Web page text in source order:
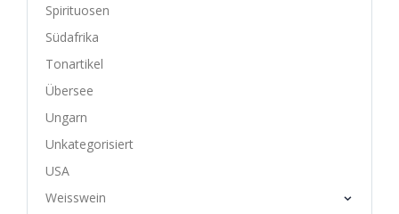
Spirituosen
Südafrika
Tonartikel
Übersee
Ungarn
Unkategorisiert
USA
Weisswein